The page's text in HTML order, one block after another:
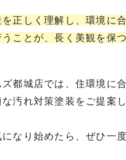
正しく理解し、環境に
ことが、長く美観を保
都城店では、住環境に
汚れ対策塗装をご提案
なり始めたら、ぜひ一